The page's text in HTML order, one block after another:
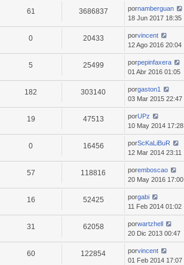
61 3686837 pornamberguan
18 Jun 2017 18:35
0 20433 porvincent
12 Ago 2016 20:04
5 25499 porpepinfaxera
01 Abr 2016 01:05
182 303140 porgaston1
03 Mar 2015 22:47
19 47513 porUPz
10 May 2014 17:28
0 16456 porScKaLiBuR
12 Mar 2014 23:11
57 118816 poremboscao
20 May 2016 17:00
16 52425 porgabi
11 Feb 2014 01:02
31 62058 porwartzhell
20 Dic 2013 00:47
60 122854 porvincent
01 Feb 2014 17:07